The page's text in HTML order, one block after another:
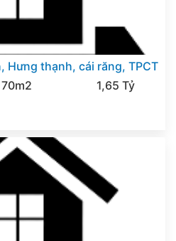
Hưng thạnh, cái răng, TPCT
70m2 1,65 Tỷ